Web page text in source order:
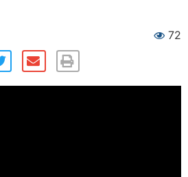
72